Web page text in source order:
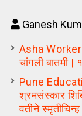
Ganesh
Asha
चांगली बातमी |
Pune
श्रमसंस्कार
वतीने